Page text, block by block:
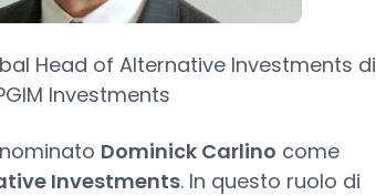
Head of Alternative Investments di
Investments
Dominick Carlino come
Investments. In questo ruolo di